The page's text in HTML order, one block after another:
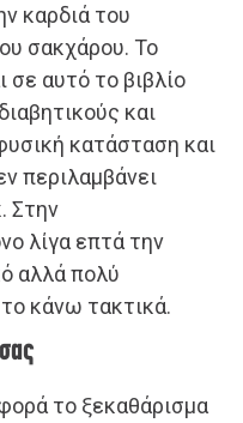
καρδιά του
σακχάρου. Το
σε αυτό το βιβλίο
και
κατάσταση και
περιλαμβάνει
Στην
λίγα επτά την
αλλά πολύ
κάνω τακτικά.
το ξεκαθάρισμα